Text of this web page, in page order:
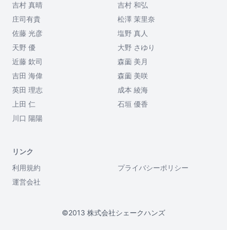
吉村 真晴
吉村 和弘
庄司有貴
松澤 茉里奈
佐藤 光彦
塩野 真人
天野 優
大野 さゆり
近藤 欽司
森薗 美月
吉田 海偉
森薗 美咲
英田 理志
成本 綾海
上田 仁
石垣 優香
川口 陽陽
リンク
利用規約
プライバシーポリシー
運営会社
©2013 株式会社シェークハンズ